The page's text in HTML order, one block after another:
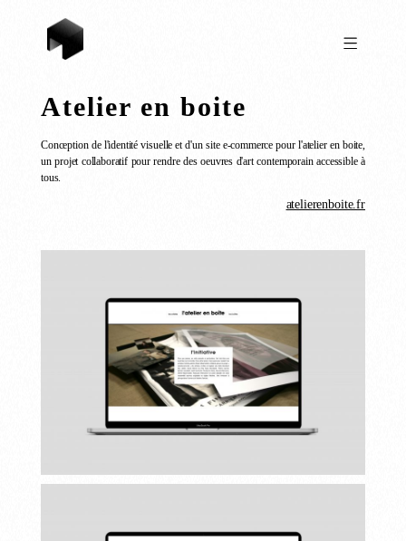
Atelier en boite
Conception de l'identité visuelle et d'un site e-commerce pour l'atelier en boite,
un projet collaboratif pour rendre des oeuvres d'art contemporain accessible à
tous.
atelierenboite.fr